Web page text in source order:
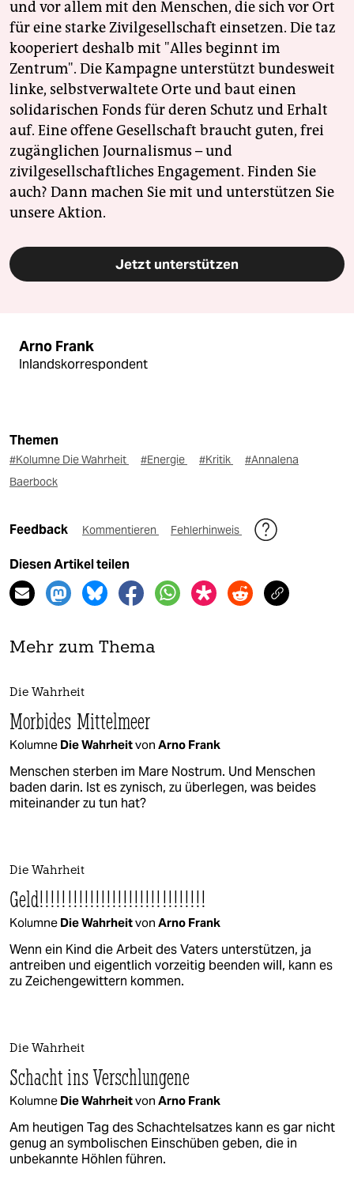
und vor allem mit den Menschen, die sich vor Ort
für eine starke Zivilgesellschaft einsetzen. Die taz
kooperiert deshalb mit "Alles beginnt im
Zentrum". Die Kampagne unterstützt bundesweit
linke, selbstverwaltete Orte und baut einen
solidarischen Fonds für deren Schutz und Erhalt
auf. Eine offene Gesellschaft braucht guten, frei
zugänglichen Journalismus – und
zivilgesellschaftliches Engagement. Finden Sie
auch? Dann machen Sie mit und unterstützen Sie
unsere Aktion.
Jetzt unterstützen
Arno Frank
Inlandskorrespondent
Themen
#Kolumne Die Wahrheit #Energie #Kritik
#Annalena
Baerbock
Feedback Kommentieren Fehlerhinweis
Diesen Artikel teilen
Mehr zum Thema
Die Wahrheit
Morbides Mittelmeer
Kolumne Die Wahrheitvon Arno Frank
Menschen sterben im Mare Nostrum. Und Menschen
baden darin. Ist es zynisch, zu überlegen, was beides
miteinander zu tun hat?
Die Wahrheit
Geld!!!!!!!!!!!!!!!!!!!!!!!!!!!!!!
Kolumne Die Wahrheitvon Arno Frank
Wenn ein Kind die Arbeit des Vaters unterstützen, ja
antreiben und eigentlich vorzeitig beenden will, kann es
zu Zeichengewittern kommen.
Die Wahrheit
Schacht ins Verschlungene
Kolumne Die Wahrheitvon Arno Frank
Am heutigen Tag des Schachtelsatzes kann es gar nicht
genug an symbolischen Einschüben geben, die in
unbekannte Höhlen führen.